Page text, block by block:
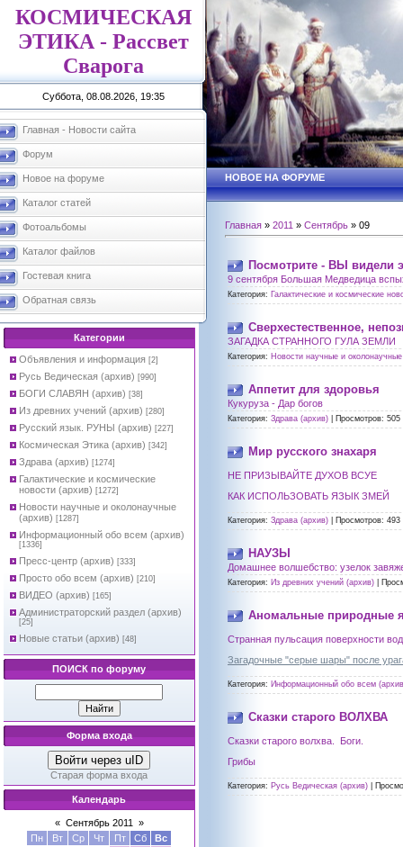
КОСМИЧЕСКАЯ
ЭТИКА - Рассвет
Сварога
Суббота, 08.08.2026, 19:35
Главная - Новости сайта
Форум
Новое на форуме
Каталог статей
Фотоальбомы
Каталог файлов
Гостевая книга
Обратная связь
Категории
Объявления и информация [2]
Русь Ведическая (архив) [990]
БОГИ СЛАВЯН (архив) [38]
Из древних учений (архив) [280]
Русский язык. РУНЫ (архив) [227]
Космическая Этика (архив) [342]
Здрава (архив) [1274]
Галактические и космические
новости (архив) [1272]
Новости научные и околонаучные
(архив) [1287]
Информационный обо всем (архив)
[1336]
Пресс-центр (архив) [333]
Просто обо всем (архив) [210]
ВИДЕО (архив) [165]
Администраторский раздел (архив)
[25]
Новые статьи (архив) [48]
ПОИСК по форуму
Форма входа
Войти через uID
Старая форма входа
Календарь
« Сентябрь 2011
»
Пн
Вт Ср Чт Пт Сб
Вс
НОВОЕ НА ФОРУМЕ
Главная » 2011 » Сентябрь » 09
Посмотрите - ВЫ видели
9 сентября Большая Медведица
Категория: Галактические и космические
Сверхестественное,
ЗАГАДКА СТРАННОГО ГУЛА ЗЕМЛИ
Категория: Новости научные и
Аппетит для здоровья
Кукуруза - Дар богов
Категория: Здрава (архив) Просмотров: 505
Мир русского знахаря
НЕ ПРИЗЫВАЙТЕ ДУХОВ ВСУЕ
КАК ИСПОЛЬЗОВАТЬ ЯЗЫК ЗМЕЙ
Категория: Здрава (архив) Просмотров: 493
НАУЗЫ
Домашнее волшебство: узелок
Категория: Из древних учений (архив)
Аномальные природные
Странная пульсация поверхности
Загадочные "серые шары" после
Категория: Информационный обо всем
Сказки старого ВОЛХВА
Сказки старого волхва. Боги.
Грибы
Категория: Русь Ведическая (архив)